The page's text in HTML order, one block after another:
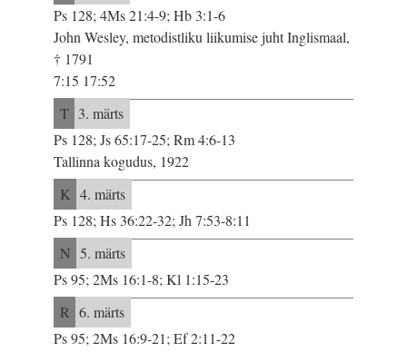
Ps 128; 4Ms 21:4-9; Hb 3:1-6
John Wesley, metodistliku liikumise juht Inglismaal,
† 1791
7:15 17:52
T 3. märts
Ps 128; Js 65:17-25; Rm 4:6-13
Tallinna kogudus, 1922
K 4. märts
Ps 128; Hs 36:22-32; Jh 7:53-8:11
N 5. märts
Ps 95; 2Ms 16:1-8; Kl 1:15-23
R 6. märts
Ps 95; 2Ms 16:9-21; Ef 2:11-22